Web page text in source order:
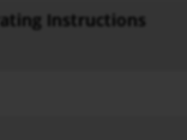
Instructions